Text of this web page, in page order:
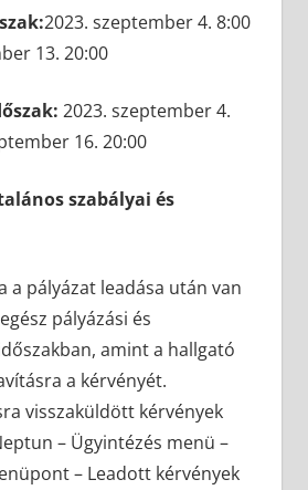
2023. szeptember 4. 8:00
13. 20:00
2023. szeptember 4.
16. 20:00
szabályai és
a pályázat leadása után van
pályázási és
amint a hallgató
a kérvényét.
visszaküldött kérvények
– Ügyintézés menü –
– Leadott kérvények